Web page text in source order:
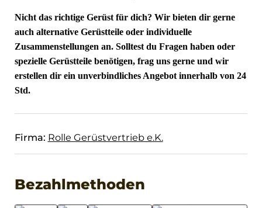
Nicht das richtige Gerüst für dich? Wir bieten dir gerne
auch alternative Gerüstteile oder individuelle
Zusammenstellungen an. Solltest du Fragen haben oder
spezielle Gerüstteile benötigen, frag uns gerne und wir
erstellen dir ein unverbindliches Angebot innerhalb von 24
Std.
Firma: Rolle Gerüstvertrieb e.K.
Bezahlmethoden